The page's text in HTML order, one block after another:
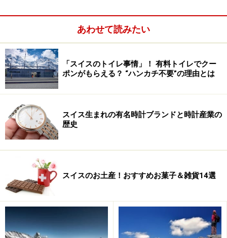
船に乗ってラインの滝に迫る
あわせて読みたい
「スイスのトイレ事情」！ 有料トイレでクー
ポンがもらえる？ “ハンカチ不要”の理由とは
スイス生まれの有名時計ブランドと時計産業の
歴史
スイスのお土産！おすすめお菓子＆雑貨14選